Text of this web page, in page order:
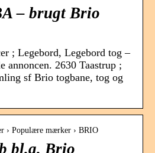
– brugt Brio
; Legebord, Legebord tog –
annoncen. 2630 Taastrup ;
sf Brio togbane, tog og
› Populære mærker › BRIO
bl.a. Brio